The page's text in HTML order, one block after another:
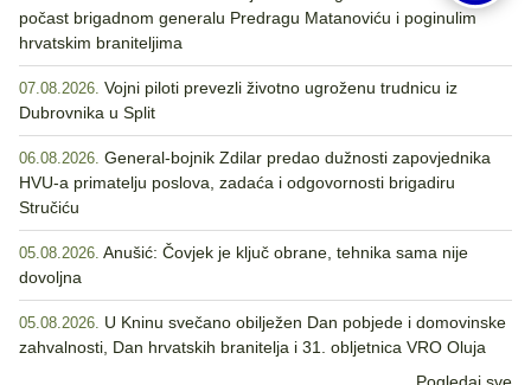
počast brigadnom generalu Predragu Matanoviću i poginulim
hrvatskim braniteljima
07.08.2026. Vojni piloti prevezli životno ugroženu trudnicu iz
Dubrovnika u Split
06.08.2026. General-bojnik Zdilar predao dužnosti zapovjednika
HVU-a primatelju poslova, zadaća i odgovornosti brigadiru
Stručiću
05.08.2026. Anušić: Čovjek je ključ obrane, tehnika sama nije
dovoljna
05.08.2026. U Kninu svečano obilježen Dan pobjede i domovinske
zahvalnosti, Dan hrvatskih branitelja i 31. obljetnica VRO Oluja